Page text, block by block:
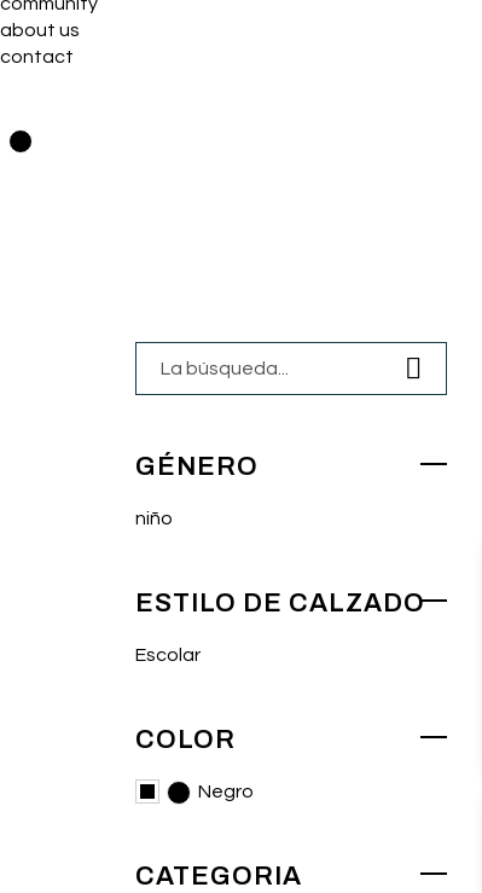
about us
contact
GÉNERO
niño
ESTILO DE CALZADO
Escolar
COLOR
Negro
CATEGORIA